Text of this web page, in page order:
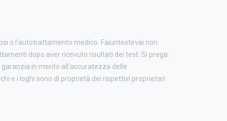
o l'autotrattamento medico. Faiuntestevai non
dopo aver ricevuto risultati dei test. Si prega
in merito all'accuratezza delle
e i loghi sono di proprietà dei rispettivi proprietari